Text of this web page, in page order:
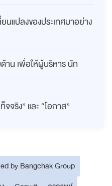
แปลงของประเทศมาอย่าง
น เพื่อให้ผู้บริหาร นัก
จริง” และ “โอกาส”
by Bangchak Group